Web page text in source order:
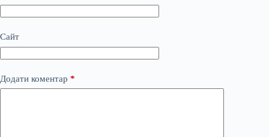
Сайт
Додати коментар *